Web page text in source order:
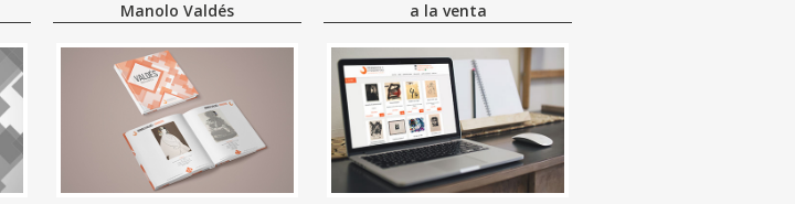
Manolo Valdés
a la venta